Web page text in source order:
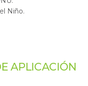
Niño.
APLICACIÓN